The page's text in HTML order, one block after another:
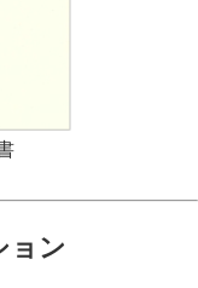
ョン